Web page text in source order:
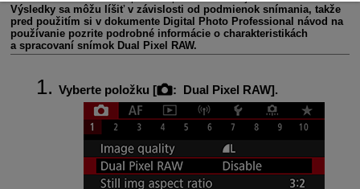
Výsledky sa môžu líšiť v závislosti od podmienok snímania, takže
pred použitím si v dokumente Digital Photo Professional návod na
používanie pozrite podrobné informácie o charakteristikách
a spracovaní snímok Dual Pixel RAW.
Vyberte položku [ : Dual Pixel RAW].